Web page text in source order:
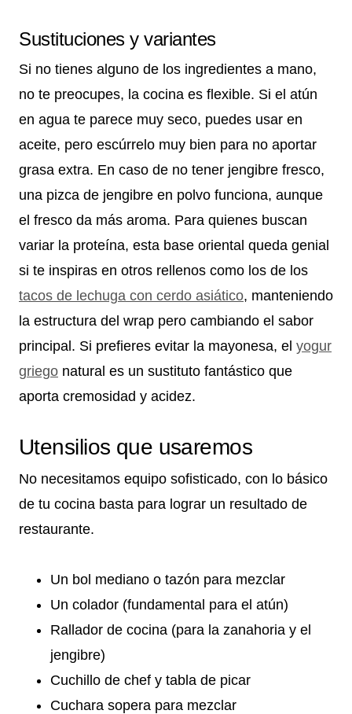
Sustituciones y variantes
Si no tienes alguno de los ingredientes a mano,
no te preocupes, la cocina es flexible. Si el atún
en agua te parece muy seco, puedes usar en
aceite, pero escúrrelo muy bien para no aportar
grasa extra. En caso de no tener jengibre fresco,
una pizca de jengibre en polvo funciona, aunque
el fresco da más aroma. Para quienes buscan
variar la proteína, esta base oriental queda genial
si te inspiras en otros rellenos como los de los
tacos de lechuga con cerdo asiático, manteniendo
la estructura del wrap pero cambiando el sabor
principal. Si prefieres evitar la mayonesa, el yogur
griego natural es un sustituto fantástico que
aporta cremosidad y acidez.
Utensilios que usaremos
No necesitamos equipo sofisticado, con lo básico
de tu cocina basta para lograr un resultado de
restaurante.
Un bol mediano o tazón para mezclar
Un colador (fundamental para el atún)
Rallador de cocina (para la zanahoria y el
jengibre)
Cuchillo de chef y tabla de picar
Cuchara sopera para mezclar